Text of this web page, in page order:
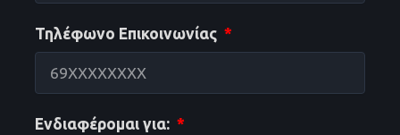
Τηλέφωνο Επικοινωνίας
Ενδιαφέρομαι για: